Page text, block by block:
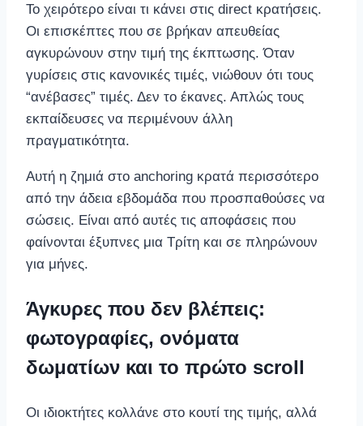
Το χειρότερο είναι τι κάνει στις direct κρατήσεις.
Οι επισκέπτες που σε βρήκαν απευθείας
αγκυρώνουν στην τιμή της έκπτωσης. Όταν
γυρίσεις στις κανονικές τιμές, νιώθουν ότι τους
“ανέβασες” τιμές. Δεν το έκανες. Απλώς τους
εκπαίδευσες να περιμένουν άλλη
πραγματικότητα.
Αυτή η ζημιά στο anchoring κρατά περισσότερο
από την άδεια εβδομάδα που προσπαθούσες να
σώσεις. Είναι από αυτές τις αποφάσεις που
φαίνονται έξυπνες μια Τρίτη και σε πληρώνουν
για μήνες.
Άγκυρες που δεν βλέπεις:
φωτογραφίες, ονόματα
δωματίων και το πρώτο scroll
Οι ιδιοκτήτες κολλάνε στο κουτί της τιμής, αλλά